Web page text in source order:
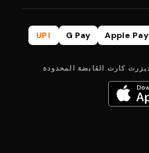
Apple Pay
G Pay
UPI